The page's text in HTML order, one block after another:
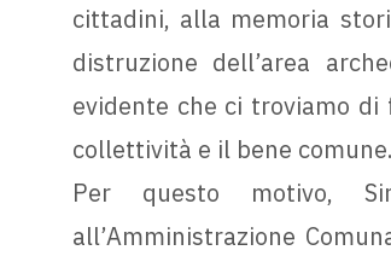
cittadini, alla memoria
distruzione dell’area
evidente che ci troviamo
collettività e il bene comune.
Per questo motivo,
all’Amministrazione